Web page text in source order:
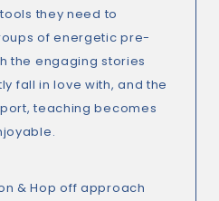
they need to
of energetic pre-
the engaging stories
fall in love with, and the
teaching becomes
& Hop off approach